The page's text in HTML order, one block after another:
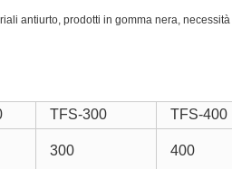
antiurto, prodotti in gomma nera,
TFS-300
TFS-400
300 400